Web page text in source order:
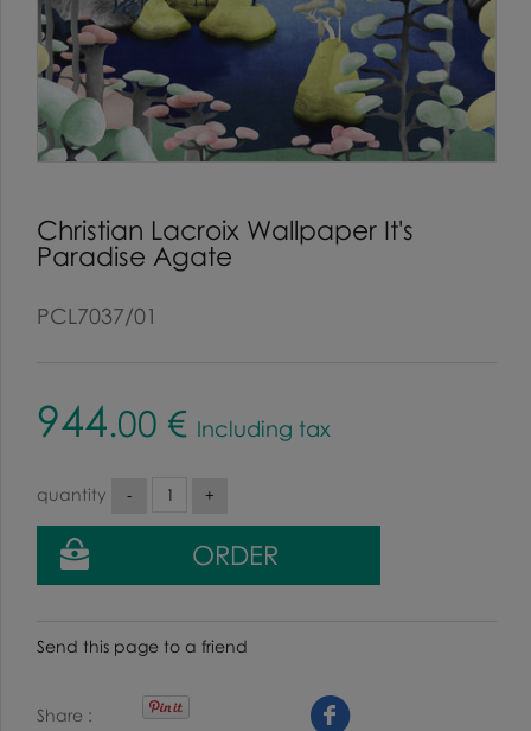
Christian Lacroix Wallpaper It's
Paradise Agate
PCL7037/01
944.00 € Including tax
quantity
Send this page to a friend
Share